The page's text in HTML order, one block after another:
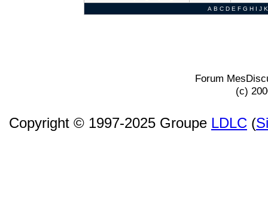
A B C D E F G H I J K
Forum
(c)
Copyright © 1997-2025 Groupe LDLC (